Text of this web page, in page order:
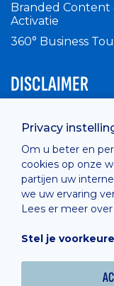
Privacy
Om u beter en
cookies op onze
partijen uw
we uw ervaring
Lees er meer
Stel je
Branded Content
Activatie
360° Business
DISCLAIMER
Privacy Policy
Cashless
Cookie Policy
Hosted by